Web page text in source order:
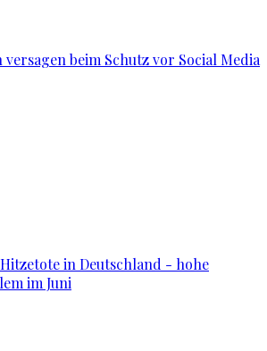
beim Schutz vor Social Media
in Deutschland - hohe
im Juni